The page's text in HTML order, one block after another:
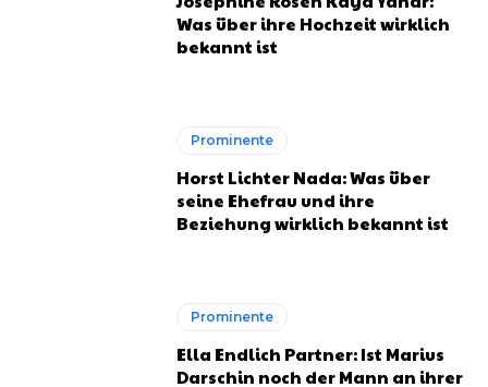
Was über ihre Hochzeit wirklich
bekannt ist
Prominente
Horst Lichter Nada: Was über
seine Ehefrau und ihre
Beziehung wirklich bekannt ist
Prominente
Ella Endlich Partner: Ist Marius
Darschin noch der Mann an ihrer